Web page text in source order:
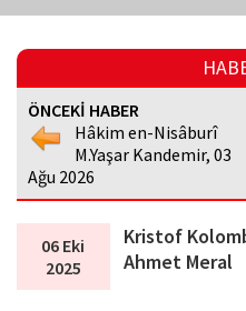
ÖNCEKİ HABER
Hâkim en-Nisâburî
M.Yaşar Kandemir, 03
Ağu 2026
06 Eki
2025
Kristof
Ahmet Meral